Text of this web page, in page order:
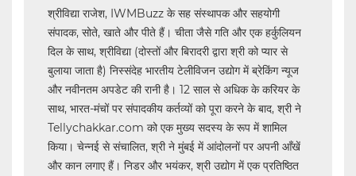
श्रीविद्या राजेश, IWMBuzz के सह संस्थापक और सहयोगी
संपादक, सोते, खाते और पीते हैं। चीता जैसे गति और एक हर्कुलियन
दिल के साथ, श्रीविद्या (दोस्तों और बिरादरी द्वारा श्री को प्यार से
बुलाया जाता है) निस्संदेह भारतीय टेलीविजन उद्योग में ब्रेकिंग न्यूज
और नवीनतम अपडेट की रानी है। 12 साल से अधिक के करियर के
साथ, भारत-मंचों पर संपादकीय कर्तव्यों को पूरा करने के बाद, श्री ने
Tellychakkar.com को एक मुख्य सदस्य के रूप में शामिल
किया। चेन्नई से संचालित, श्री ने मुंबई में आंदोलनों पर अपनी आँखें
और कान लगाए हैं। निडर और भयंकर, श्री उद्योग में एक प्रतिष्ठित